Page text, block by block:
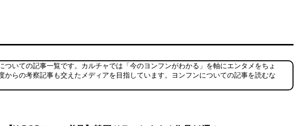
ついての記事一覧です。カルチャでは「今のヨンフンがわかる」を軸にエンタメをちょ
からの考察記事も交えたメディアを目指しています。ヨンフンについての記事を読むな